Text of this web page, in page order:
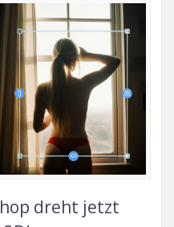
dreht jetzt